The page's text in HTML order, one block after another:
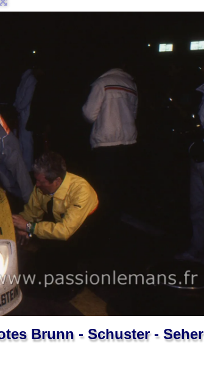
Brunn - Schuster - Seher